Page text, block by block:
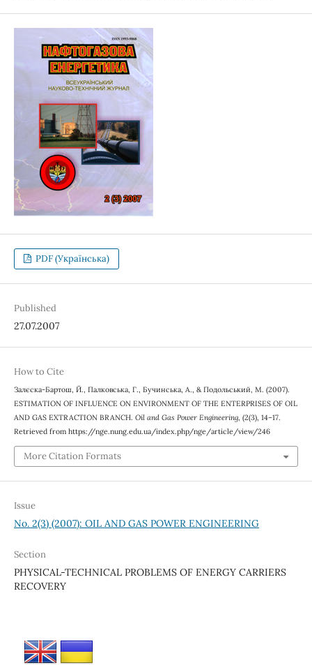
PDF (Українська)
Published
27.07.2007
How to Cite
Залєска-Бартош, Й., Палковська, Г., Бучинська, А., & Подольський, М. (2007).
ESTIMATION OF INFLUENCE ON ENVIRONMENT OF THE ENTERPRISES OF OIL
AND GAS EXTRACTION BRANCH. Oil and Gas Power Engineering, (2(3), 14–17.
Retrieved from https://nge.nung.edu.ua/index.php/nge/article/view/246
More Citation Formats
Issue
No. 2(3) (2007): OIL AND GAS POWER ENGINEERING
Section
PHYSICAL-TECHNICAL PROBLEMS OF ENERGY CARRIERS
RECOVERY